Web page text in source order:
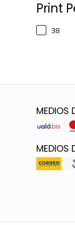
Print
38
MEDIOS
MEDIOS